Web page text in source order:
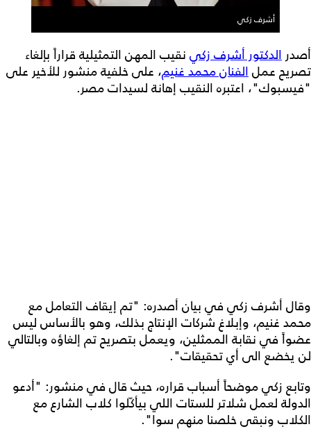
أشرف زكي
أصدرالدكتور أشرف زكي نقيب المهن التمثيلية قراراً بإلغاء
تصريح عملالفنان محمد غنيم، على خلفية منشور للأخير على
"فيسبوك"، اعتبره النقيب إهانة لسيدات مصر.
وقال أشرف زكي في بيان أصدره: "تم إيقاف التعامل مع
محمد غنيم، وإبلاغ شركات الإنتاج بذلك، وهو بالأساس ليس
عضواً في نقابة الممثلين، ويعمل بتصريح تم إلغاؤه وبالتالي
لن يخضع الى أي تحقيقات".
وتابع زكي موضحاً أسباب قراره، حيث قال في منشور: "أدعو
الدولة لعمل شلاتر للستات اللي بيأكّلوا كلاب الشارع مع
الكلاب ونبقى خلصنا منهم سوا".